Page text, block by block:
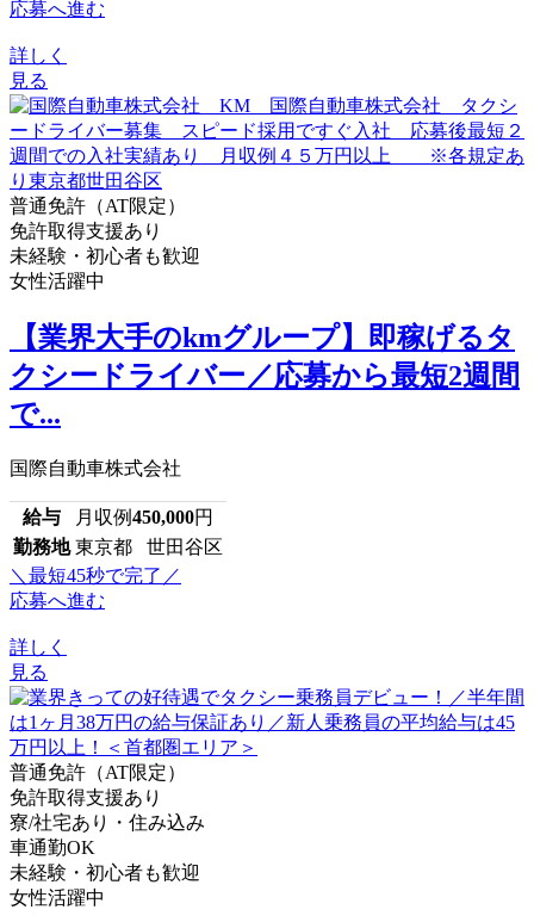
応募へ進む
詳しく
見る
普通免許（AT限定）
免許取得支援あり
未経験・初心者も歓迎
女性活躍中
【業界大手のkmグループ】即稼げるタ
クシードライバー／応募から最短2週間
で...
国際自動車株式会社
給与 月収例450,000円
勤務地 東京都 世田谷区
＼最短45秒で完了／
応募へ進む
詳しく
見る
普通免許（AT限定）
免許取得支援あり
寮/社宅あり・住み込み
車通勤OK
未経験・初心者も歓迎
女性活躍中